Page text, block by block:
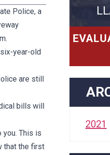
Police, a
year-old
are still
bills will
you. This is
that the first
2021